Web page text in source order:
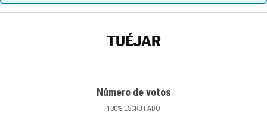
TUÉJAR
Número de votos
100% ESCRUTADO